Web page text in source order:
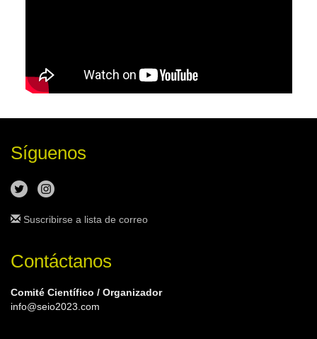
Síguenos
Suscribirse a lista de correo
Contáctanos
Comité Científico / Organizador
info@seio2023.com